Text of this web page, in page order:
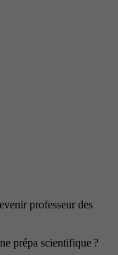
professeur des
prépa scientifique ?